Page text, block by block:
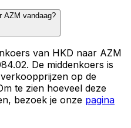
AZM vandaag?
van HKD naar AZM
De middenkoers is
op de
te zien hoeveel deze
bezoek je onze pagina